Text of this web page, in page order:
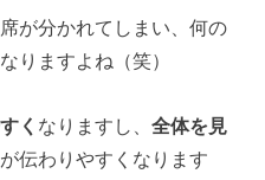
が分かれてしまい、何の
りますよね（笑）
く なりますし、全体を見
伝わりやすくなります